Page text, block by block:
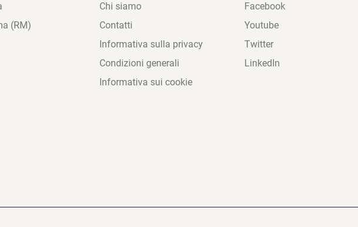
(RM)
Chi siamo
Contatti
Informativa sulla privacy
Condizioni generali
Informativa sui cookie
Facebook
Youtube
Twitter
LinkedIn